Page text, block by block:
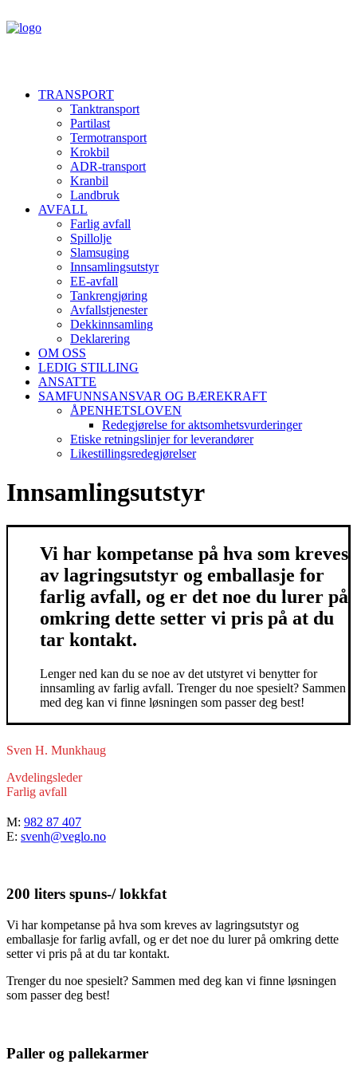
TRANSPORT
Tanktransport
Partilast
Termotransport
Krokbil
ADR-transport
Kranbil
Landbruk
AVFALL
Farlig avfall
Spillolje
Slamsuging
Innsamlingsutstyr
EE-avfall
Tankrengjøring
Avfallstjenester
Dekkinnsamling
Deklarering
OM OSS
LEDIG STILLING
ANSATTE
SAMFUNNSANSVAR OG BÆREKRAFT
ÅPENHETSLOVEN
Redegjørelse for aktsomhetsvurderinger
Etiske retningslinjer for leverandører
Likestillingsredegjørelser
Innsamlingsutstyr
Vi har kompetanse på hva som kreves
av lagringsutstyr og emballasje for
farlig avfall, og er det noe du lurer på
omkring dette setter vi pris på at du
tar kontakt.
Lenger ned kan du se noe av det utstyret vi benytter for
innsamling av farlig avfall. Trenger du noe spesielt? Sammen
med deg kan vi finne løsningen som passer deg best!
Sven H. Munkhaug
Avdelingsleder
Farlig avfall
M: 982 87 407
E: svenh@veglo.no
200 liters spuns-/ lokkfat
Vi har kompetanse på hva som kreves av lagringsutstyr og
emballasje for farlig avfall, og er det noe du lurer på omkring dette
setter vi pris på at du tar kontakt.
Trenger du noe spesielt? Sammen med deg kan vi finne løsningen
som passer deg best!
Paller og pallekarmer